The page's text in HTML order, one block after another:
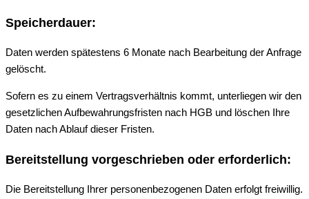
Speicherdauer:
Daten werden spätestens 6 Monate nach Bearbeitung der Anfrage
gelöscht.
Sofern es zu einem Vertragsverhältnis kommt, unterliegen wir den
gesetzlichen Aufbewahrungsfristen nach HGB und löschen Ihre
Daten nach Ablauf dieser Fristen.
Bereitstellung vorgeschrieben oder erforderlich:
Die Bereitstellung Ihrer personenbezogenen Daten erfolgt freiwillig.